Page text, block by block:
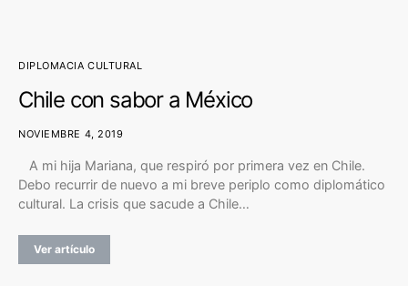
DIPLOMACIA CULTURAL
Chile con sabor a México
NOVIEMBRE 4, 2019
A mi hija Mariana, que respiró por primera vez en Chile.
Debo recurrir de nuevo a mi breve periplo como diplomático
cultural. La crisis que sacude a Chile…
Ver artículo